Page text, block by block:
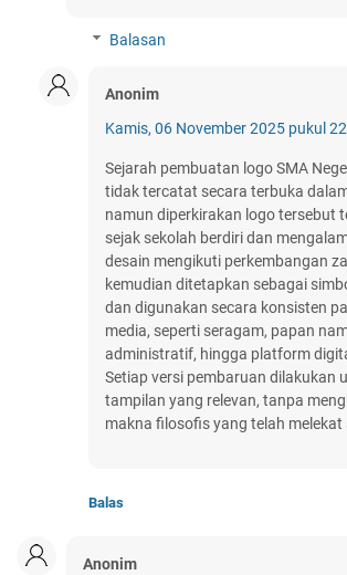
Balasan
Anonim
Kamis, 06 November 2025 pukul
Sejarah pembuatan logo SMA
tidak tercatat secara terbuka
namun diperkirakan logo tersebut
sejak sekolah berdiri dan
desain mengikuti perkembangan
kemudian ditetapkan sebagai
dan digunakan secara konsisten
media, seperti seragam, papan
administratif, hingga platform
Setiap versi pembaruan dilakukan
tampilan yang relevan, tanpa
makna filosofis yang telah melekat
Balas
Anonim